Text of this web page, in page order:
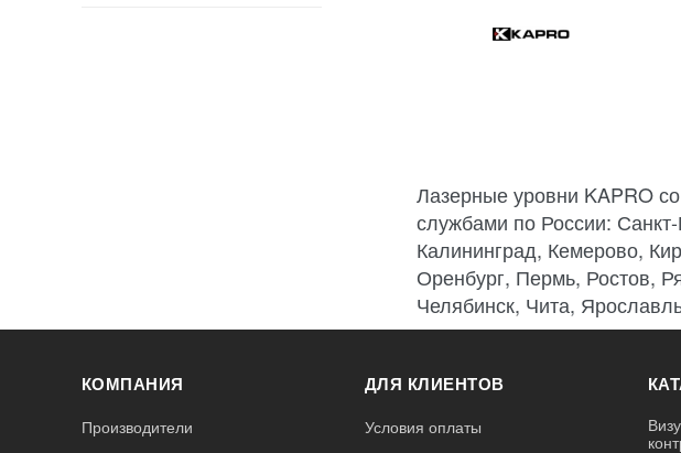
Лазерные уровни KAPRO
службами по России:
Калининград, Кемерово,
Оренбург, Пермь, Ростов,
Челябинск, Чита,
КОМПАНИЯ
Производители
ДЛЯ КЛИЕНТОВ
Условия оплаты